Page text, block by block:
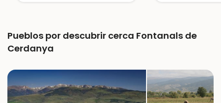
Pueblos por descubrir cerca Fontanals de
Cerdanya